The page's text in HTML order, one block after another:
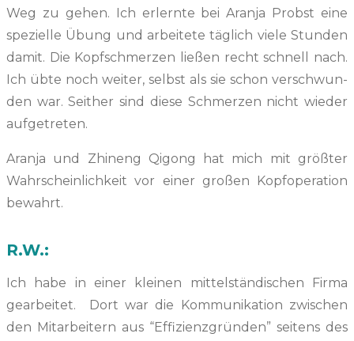
Weg zu gehen. Ich erlernte bei Aran­ja Prob­st eine
spezielle Übung und arbeit­ete täglich viele Stun­den
damit. Die Kopf­schmerzen ließen recht schnell nach.
Ich übte noch weit­er, selb­st als sie schon ver­schwun­
den war. Sei­ther sind diese Schmerzen nicht wieder
aufgetreten.
Aran­ja und Zhi­neng Qigong hat mich mit größter
Wahrschein­lichkeit vor ein­er großen Kop­f­op­er­a­tion
bewahrt.
R.W.:
Ich habe in ein­er kleinen mit­tel­ständis­chen Fir­ma
gear­beit­et. Dort war die Kom­mu­nika­tion zwis­chen
den Mitar­beit­ern aus “Effizien­z­grün­den” seit­ens des